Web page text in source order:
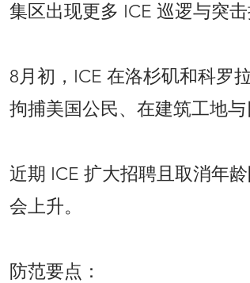
集区出现更多 ICE 巡逻与突击
8月初，ICE 在洛杉矶和科罗
拘捕美国公民、在建筑工地与
近期 ICE 扩大招聘且取消年
会上升。
防范要点：